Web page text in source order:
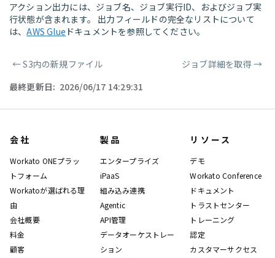
アクション出力には、ジョブ名、ジョブ実行ID、およびジョブ実
行状態が含まれます。 出力フィールドの完全なリストについて
は、AWS Glue ドキュメントを参照してください。
ページャー
←S3内の新規ファイル ジョブ詳細を取得 →
最終更新日: 2026/06/17 14:29:31
会社
Workato ONEプラッ
トフォーム
Workatoが選ばれる理
由
会社概要
料金
顧客
製品
エンタープライズ
iPaaS
組み込み連携
Agentic
API管理
データオーケストレー
ション
リソース
デモ
Workato Conference
ドキュメント
トラストセンター
トレーニング
認定
カスタマーサクセス